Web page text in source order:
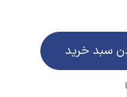
سبد خرید